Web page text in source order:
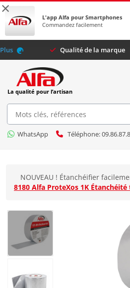
×
L'app Alfa pour Smartphones
Commandez facilement
Alfa Plus Qualité de
La qualité pour l’artisan
WhatsApp Téléphone:
NOUVEAU ! Étanchéifier
8180 Alfa ProteXos 1K